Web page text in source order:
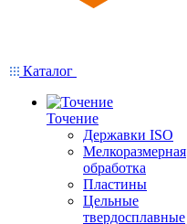
Каталог
Точение
Державки ISO
Мелкоразмерная
обработка
Пластины
Цельные
твердосплавные